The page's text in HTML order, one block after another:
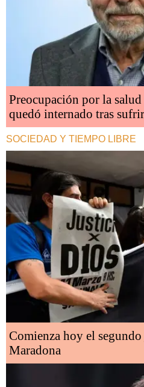
Preocupación por la
quedó internado tras
SOCIEDAD Y TIEMPO LIBRE
Comienza hoy el
Maradona